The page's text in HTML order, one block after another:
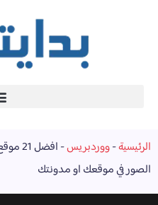
الرئيسية-ووردبريس-
الصور في موقعك او مدونتك